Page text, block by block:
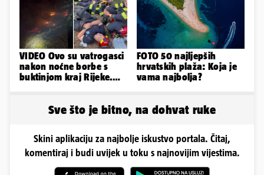
VIDEO Ovo su vatrogasci
nakon noćne borbe s
buktinjom kraj Rijeke.
FOTO 50 najljepših
hrvatskih plaža: Koja je
vama najbolja?
Sve što je bitno, na dohvat ruke
Skini aplikaciju za najbolje iskustvo portala. Čitaj,
komentiraj i budi uvijek u toku s najnovijim vijestima.